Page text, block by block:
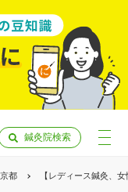
鍼灸院検索
都 【レディース鍼灸、